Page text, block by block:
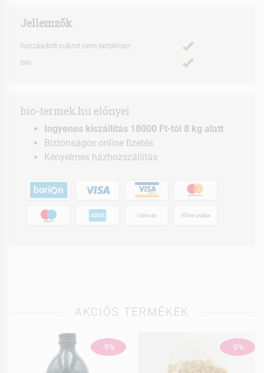
Jellemzők
hozzáadott cukrot nem tartalmaz:
bio:
bio-termek.hu előnyei
Ingyenes kiszállítás 18000 Ft-tól 8 kg alatt
Biztonságos online fizetés
Kényelmes házhozszállítás
Utánvét Előre utalás
AKCIÓS TERMÉKEK
-9% -9%